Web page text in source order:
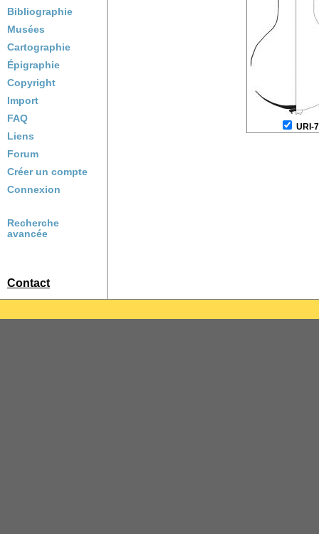
Bibliographie
Musées
Cartographie
Épigraphie
Copyright
Import
FAQ
Liens
Forum
Créer un compte
Connexion
Recherche
avancée
Contact
URI-